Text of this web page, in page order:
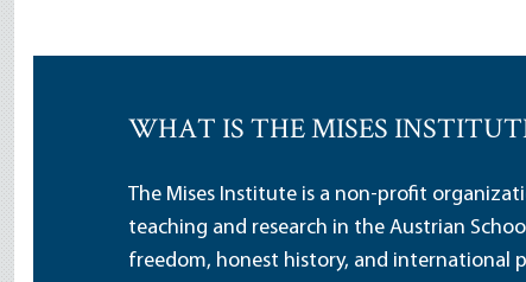
WHAT IS THE MISES
The Mises Institute is a non-profit
teaching and research in the Austrian
freedom, honest history, and international